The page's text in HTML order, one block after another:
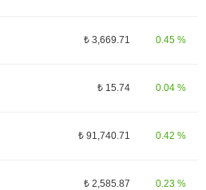
₺ 3,669.71 0.45 %
₺ 15.74 0.04 %
₺ 91,740.71 0.42 %
₺ 2,585.87 0.23 %